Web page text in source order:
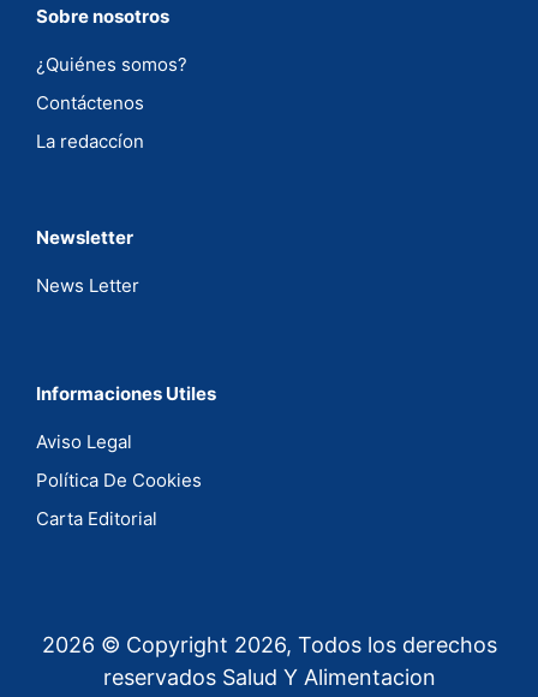
Sobre nosotros
¿Quiénes somos?
Contáctenos
La redaccíon
Newsletter
News Letter
Informaciones Utiles
Aviso Legal
Política De Cookies
Carta Editorial
2026 © Copyright 2026, Todos los derechos
reservados Salud Y Alimentacion